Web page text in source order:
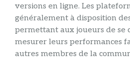
versions en ligne. Les
généralement à disposition
permettant aux joueurs de se
mesurer leurs performances
autres membres de la